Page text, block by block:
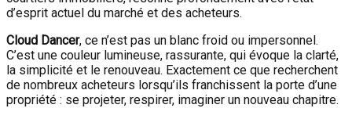
d’esprit actuel du marché et des acheteurs.
Cloud Dancer, ce n’est pas un blanc froid ou impersonnel.
C’est une couleur lumineuse, rassurante, qui évoque la clarté,
la simplicité et le renouveau. Exactement ce que recherchent
de nombreux acheteurs lorsqu’ils franchissent la porte d’une
propriété : se projeter, respirer, imaginer un nouveau chapitre.